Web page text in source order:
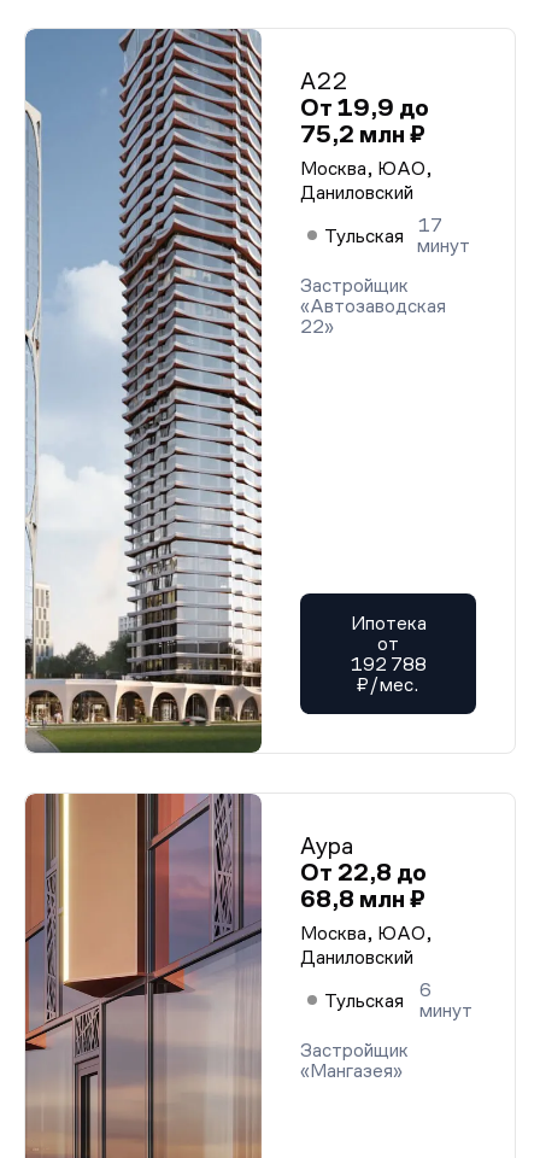
А22
От 19,9 до
75,2 млн ₽
Москва, ЮАО,
Даниловский
Тульская
17
минут
Застройщик
«Автозаводская
22»
Ипотека
от
192 788
₽/мес.
Аура
От 22,8 до
68,8 млн ₽
Москва, ЮАО,
Даниловский
Тульская
6
минут
Застройщик
«Мангазея»